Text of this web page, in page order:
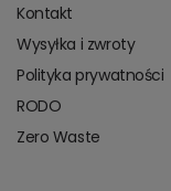
Kontakt
Wysyłka i zwroty
Polityka prywatności
RODO
Zero Waste